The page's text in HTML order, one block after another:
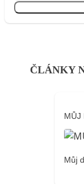
ČLÁNKY
MŮJ
Můj